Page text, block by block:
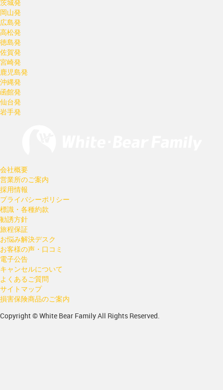
茨城発
岡山発
広島発
高松発
徳島発
佐賀発
宮崎発
鹿児島発
沖縄発
函館発
仙台発
岩手発
会社概要
営業所のご案内
採用情報
プライバシーポリシー
標識・各種約款
勧誘方針
旅程保証
お悩み解決デスク
お客様の声・口コミ
電子公告
キャンセルについて
よくあるご質問
サイトマップ
損害保険商品のご案内
Copyright © White Bear Family All Rights Reserved.